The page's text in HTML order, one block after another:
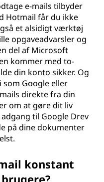
e-mails tilbyder
Hotmail får du ikke
et alsidigt værktøj
opgaveadvarsler og
del af Microsoft
kommer med to-
din konto sikker. Og
Google eller
direkte fra din
om at gøre dit liv
til Google Drev
på dine dokumenter
konstant